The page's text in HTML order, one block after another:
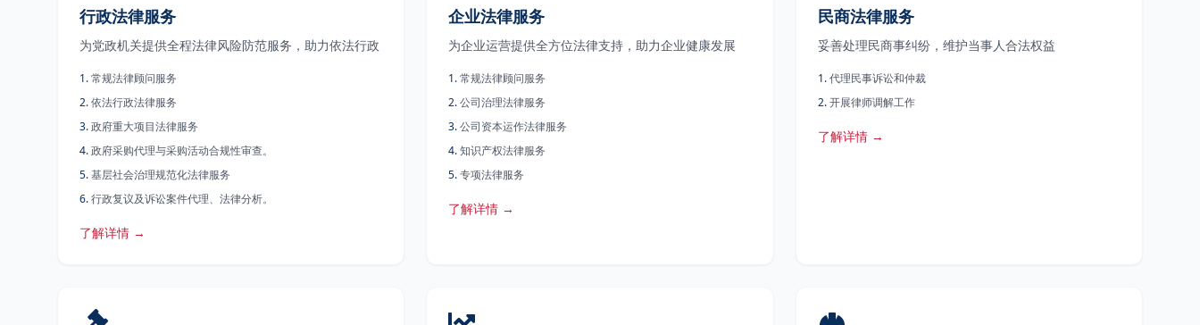
行政法律服务
为党政机关提供全程法律风险防范服务，助力依法行政
1.常规法律顾问服务
2.依法行政法律服务
3.政府重大项目法律服务
4.政府采购代理与采购活动合规性审查。
5.基层社会治理规范化法律服务
6.行政复议及诉讼案件代理、法律分析。
了解详情 →
企业法律服务
为企业运营提供全方位法律支持，助力企业健康发展
1.常规法律顾问服务
2.公司治理法律服务
3.公司资本运作法律服务
4.知识产权法律服务
5.专项法律服务
了解详情 →
民商法律服务
妥善处理民商事纠纷，维护当事人合法权益
1.代理民事诉讼和仲裁
2.开展律师调解工作
了解详情 →